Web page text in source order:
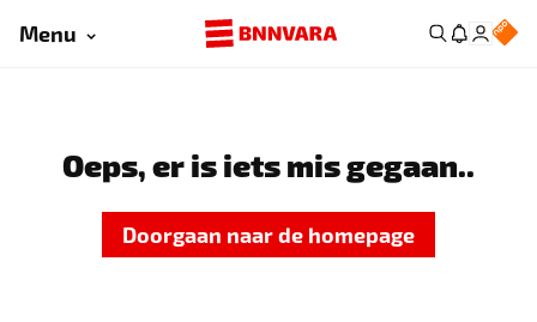
Menu
Oeps, er is iets mis gegaan..
Doorgaan naar de homepage